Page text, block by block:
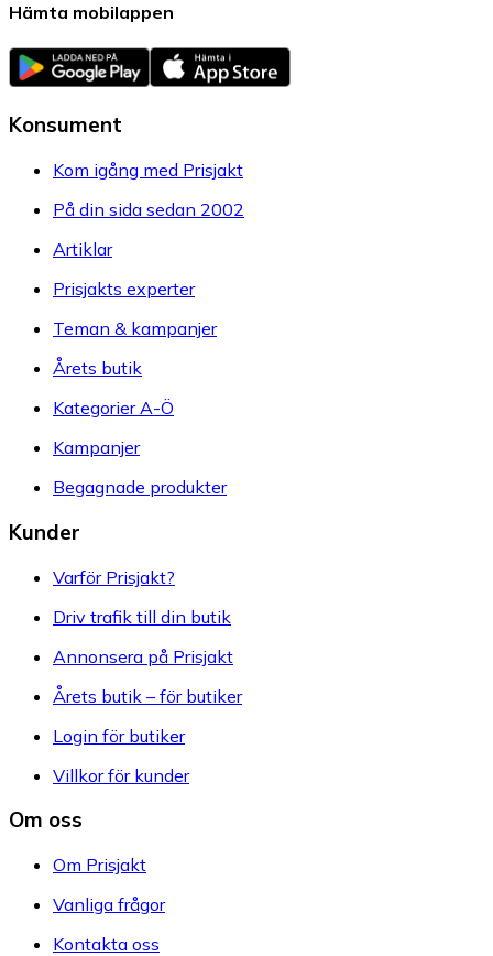
Hämta mobilappen
Konsument
Kom igång med Prisjakt
På din sida sedan 2002
Artiklar
Prisjakts experter
Teman & kampanjer
Årets butik
Kategorier A-Ö
Kampanjer
Begagnade produkter
Kunder
Varför Prisjakt?
Driv trafik till din butik
Annonsera på Prisjakt
Årets butik – för butiker
Login för butiker
Villkor för kunder
Om oss
Om Prisjakt
Vanliga frågor
Kontakta oss